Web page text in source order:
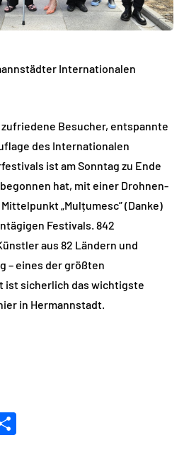
Internationalen
Besucher, entspannte
des Internationalen
ist am Sonntag zu Ende
hat, mit einer Drohnen-
„Mulțumesc” (Danke)
Festivals. 842
aus 82 Ländern und
– eines der größten
ist sicherlich das wichtigste
in Hermannstadt.